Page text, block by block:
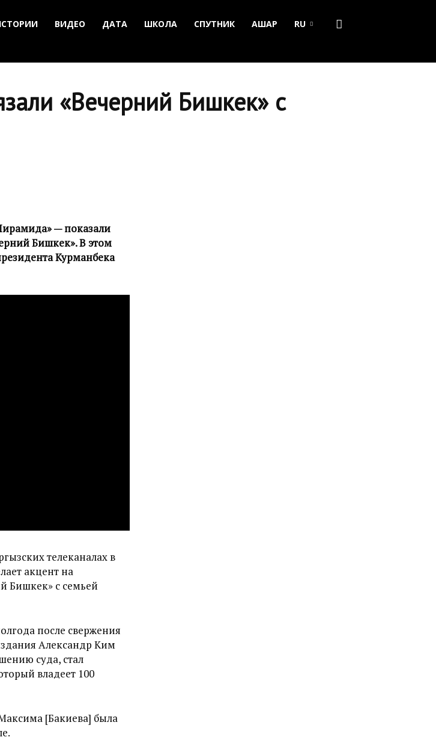
ВИДЕО ДАТА ШКОЛА СПУТНИК АШАР RU
«Вечерний Бишкек» с
— показали
Бишкек». В этом
Курманбека
телеканалах в
акцент на
Бишкек» с семьей
после свержения
Александр Ким
суда, стал
владеет 100
[Бакиева] была